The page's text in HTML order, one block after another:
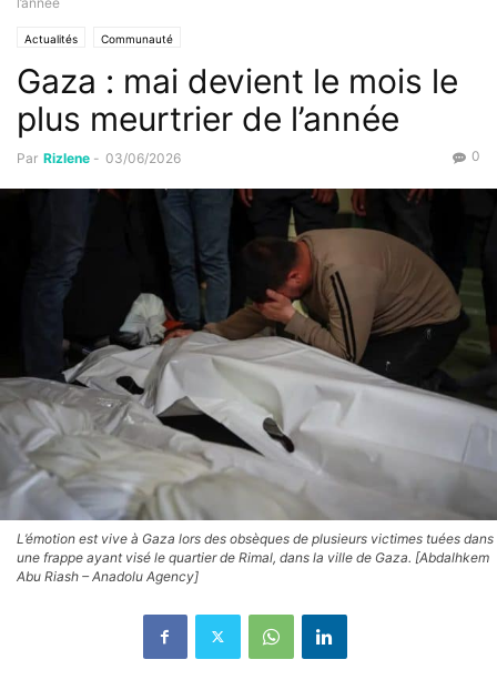
Actualités Communauté
Gaza : mai devient le mois le
plus meurtrier de l’année
Par Rizlene - 03/06/2026 0
L’émotion est vive à Gaza lors des obsèques de plusieurs victimes tuées dans
une frappe ayant visé le quartier de Rimal, dans la ville de Gaza. [Abdalhkem
Abu Riash – Anadolu Agency]